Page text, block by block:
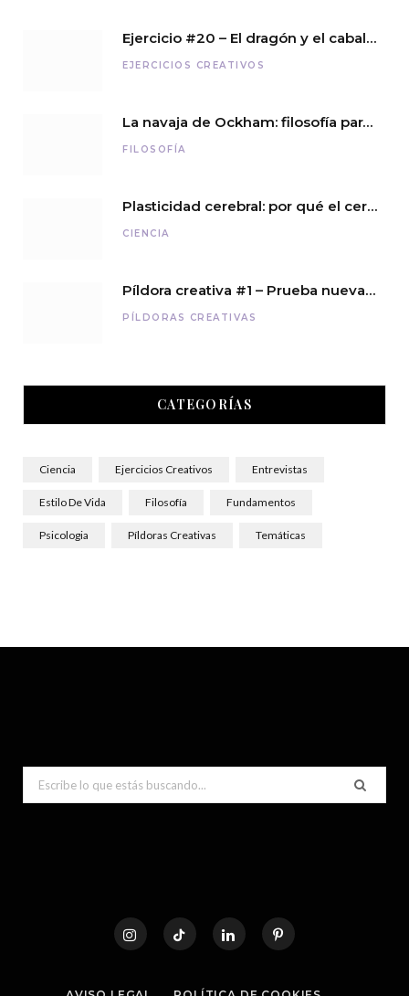
Ejercicio #20 – El dragón y el caballero
EJERCICIOS CREATIVOS
La navaja de Ockham: filosofía para pensar con sencillez
FILOSOFÍA
Plasticidad cerebral: por qué el cerebro nunca deja de aprender
CIENCIA
Píldora creativa #1 – Prueba nuevas experiencias
PÍLDORAS CREATIVAS
CATEGORÍAS
Ciencia Ejercicios Creativos Entrevistas
Estilo De Vida Filosofía Fundamentos
Psicologia Píldoras Creativas Temáticas
Search
for: